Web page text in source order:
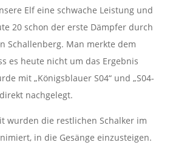
Elf eine schwache Leistung und
20 schon der erste Dämpfer durch
Schallenberg. Man merkte dem
es heute nicht um das Ergebnis
mit „Königsblauer S04“ und „S04-
nachgelegt.
wurden die restlichen Schalker im
in die Gesänge einzusteigen.